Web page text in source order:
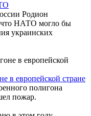
Родион
НАТО могло бы
украинских
в европейской стране
полигона
пожар.